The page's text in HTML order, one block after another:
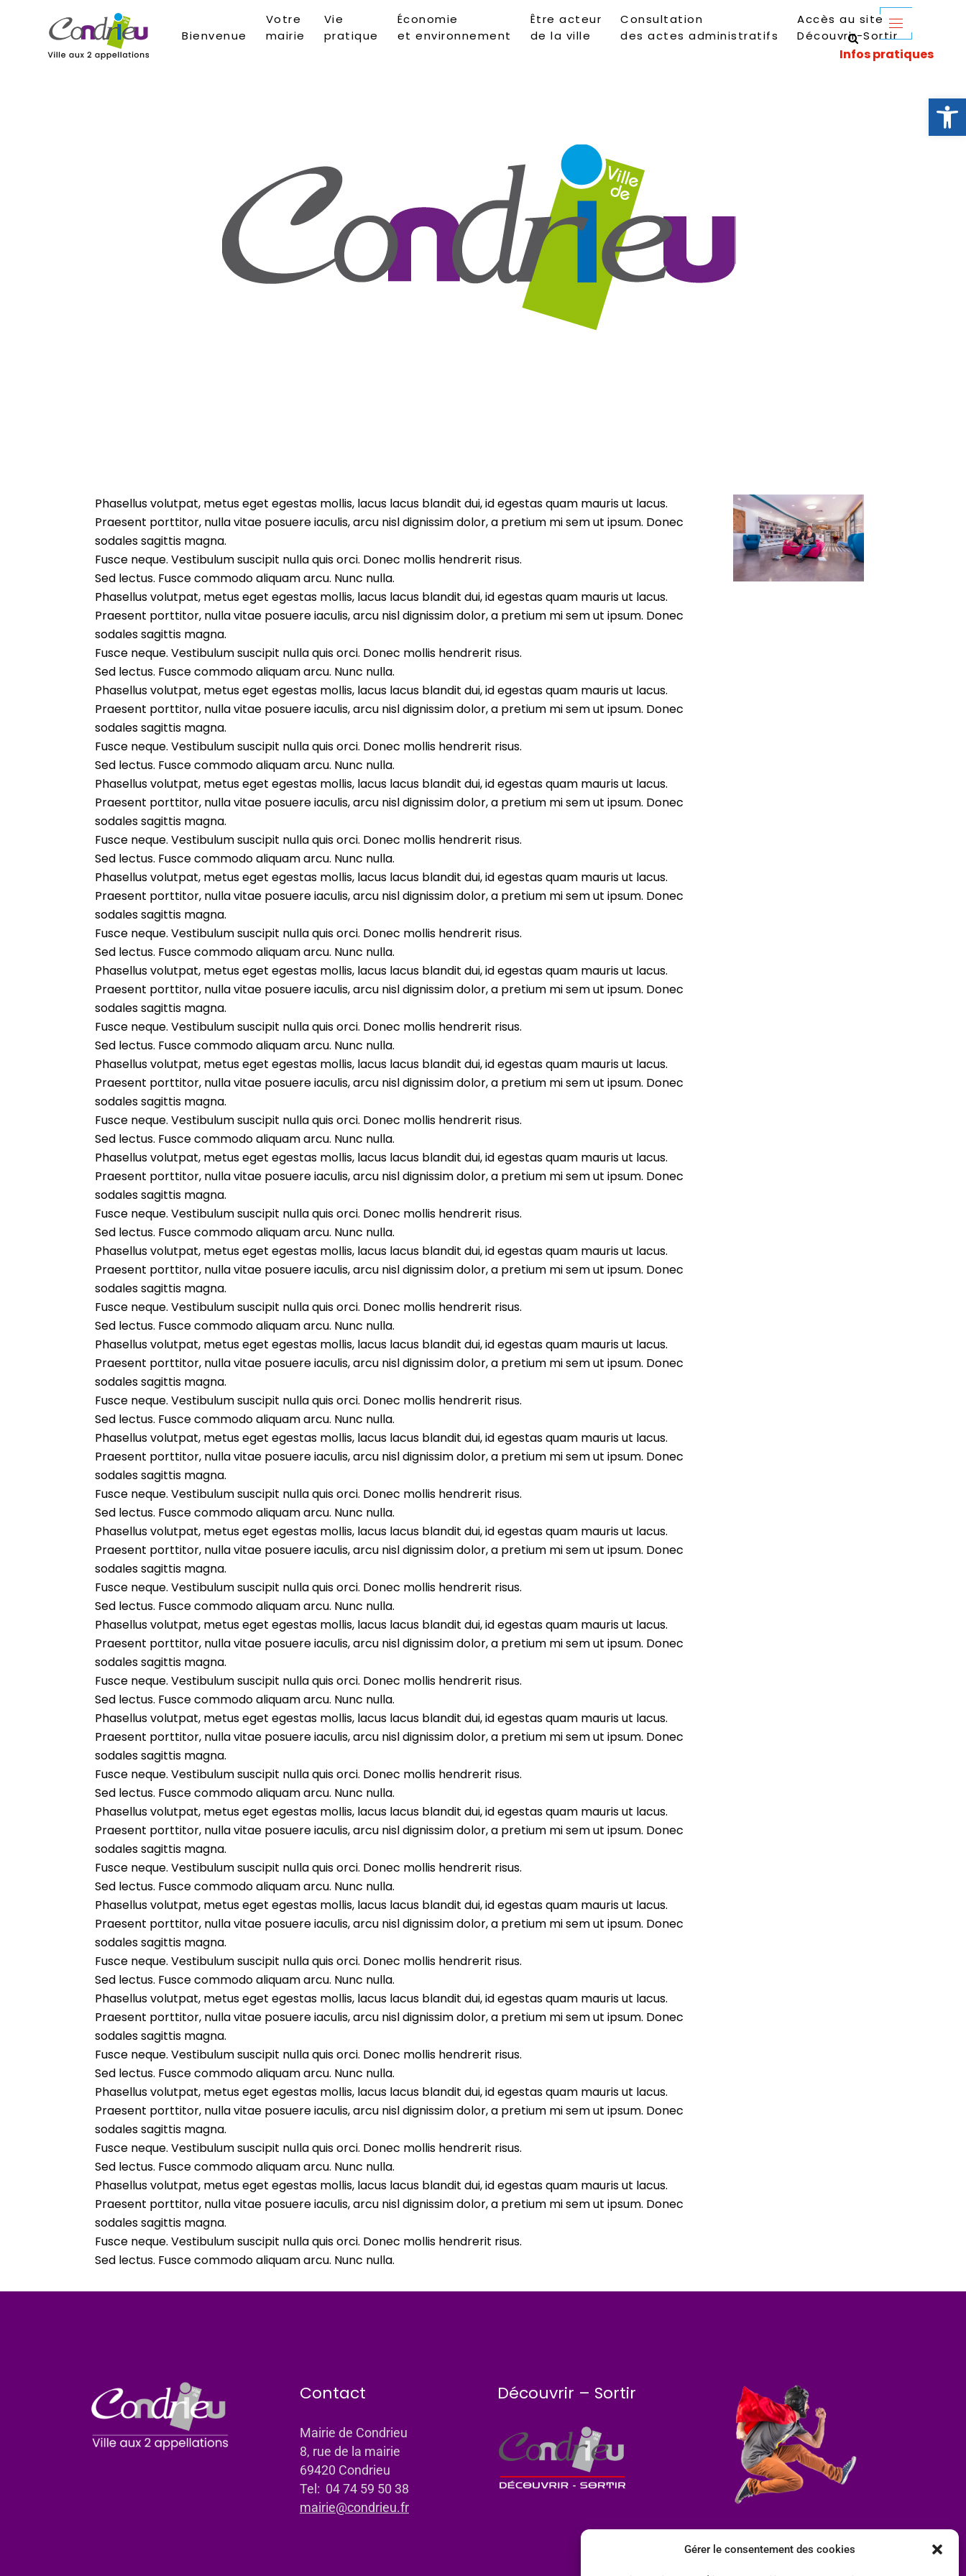
Ouvrir
Gérer le consentement des cookies
Bienvenue
Votre
mairie
Vie
pratique
Économie
et environnement
Être acteur
de la ville
Consultation
des actes administratifs
Accès au site
Découvrir-Sortir
Phasellus volutpat, metus eget egestas mollis, lacus lacus blandit dui, id egestas quam mauris ut lacus.
Praesent porttitor, nulla vitae posuere iaculis, arcu nisl dignissim dolor, a pretium mi sem ut ipsum. Donec
sodales sagittis magna.
Fusce neque. Vestibulum suscipit nulla quis orci. Donec mollis hendrerit risus.
Sed lectus. Fusce commodo aliquam arcu. Nunc nulla.
Phasellus volutpat, metus eget egestas mollis, lacus lacus blandit dui, id egestas quam mauris ut lacus.
Praesent porttitor, nulla vitae posuere iaculis, arcu nisl dignissim dolor, a pretium mi sem ut ipsum. Donec
sodales sagittis magna.
Fusce neque. Vestibulum suscipit nulla quis orci. Donec mollis hendrerit risus.
Sed lectus. Fusce commodo aliquam arcu. Nunc nulla.
Phasellus volutpat, metus eget egestas mollis, lacus lacus blandit dui, id egestas quam mauris ut lacus.
Praesent porttitor, nulla vitae posuere iaculis, arcu nisl dignissim dolor, a pretium mi sem ut ipsum. Donec
sodales sagittis magna.
Fusce neque. Vestibulum suscipit nulla quis orci. Donec mollis hendrerit risus.
Sed lectus. Fusce commodo aliquam arcu. Nunc nulla.
Phasellus volutpat, metus eget egestas mollis, lacus lacus blandit dui, id egestas quam mauris ut lacus.
Praesent porttitor, nulla vitae posuere iaculis, arcu nisl dignissim dolor, a pretium mi sem ut ipsum. Donec
sodales sagittis magna.
Fusce neque. Vestibulum suscipit nulla quis orci. Donec mollis hendrerit risus.
Sed lectus. Fusce commodo aliquam arcu. Nunc nulla.
Phasellus volutpat, metus eget egestas mollis, lacus lacus blandit dui, id egestas quam mauris ut lacus.
Praesent porttitor, nulla vitae posuere iaculis, arcu nisl dignissim dolor, a pretium mi sem ut ipsum. Donec
sodales sagittis magna.
Fusce neque. Vestibulum suscipit nulla quis orci. Donec mollis hendrerit risus.
Sed lectus. Fusce commodo aliquam arcu. Nunc nulla.
Phasellus volutpat, metus eget egestas mollis, lacus lacus blandit dui, id egestas quam mauris ut lacus.
Praesent porttitor, nulla vitae posuere iaculis, arcu nisl dignissim dolor, a pretium mi sem ut ipsum. Donec
sodales sagittis magna.
Fusce neque. Vestibulum suscipit nulla quis orci. Donec mollis hendrerit risus.
Sed lectus. Fusce commodo aliquam arcu. Nunc nulla.
Phasellus volutpat, metus eget egestas mollis, lacus lacus blandit dui, id egestas quam mauris ut lacus.
Praesent porttitor, nulla vitae posuere iaculis, arcu nisl dignissim dolor, a pretium mi sem ut ipsum. Donec
sodales sagittis magna.
Fusce neque. Vestibulum suscipit nulla quis orci. Donec mollis hendrerit risus.
Sed lectus. Fusce commodo aliquam arcu. Nunc nulla.
Phasellus volutpat, metus eget egestas mollis, lacus lacus blandit dui, id egestas quam mauris ut lacus.
Praesent porttitor, nulla vitae posuere iaculis, arcu nisl dignissim dolor, a pretium mi sem ut ipsum. Donec
sodales sagittis magna.
Fusce neque. Vestibulum suscipit nulla quis orci. Donec mollis hendrerit risus.
Sed lectus. Fusce commodo aliquam arcu. Nunc nulla.
Phasellus volutpat, metus eget egestas mollis, lacus lacus blandit dui, id egestas quam mauris ut lacus.
Praesent porttitor, nulla vitae posuere iaculis, arcu nisl dignissim dolor, a pretium mi sem ut ipsum. Donec
sodales sagittis magna.
Fusce neque. Vestibulum suscipit nulla quis orci. Donec mollis hendrerit risus.
Sed lectus. Fusce commodo aliquam arcu. Nunc nulla.
Phasellus volutpat, metus eget egestas mollis, lacus lacus blandit dui, id egestas quam mauris ut lacus.
Praesent porttitor, nulla vitae posuere iaculis, arcu nisl dignissim dolor, a pretium mi sem ut ipsum. Donec
sodales sagittis magna.
Fusce neque. Vestibulum suscipit nulla quis orci. Donec mollis hendrerit risus.
Sed lectus. Fusce commodo aliquam arcu. Nunc nulla.
Phasellus volutpat, metus eget egestas mollis, lacus lacus blandit dui, id egestas quam mauris ut lacus.
Praesent porttitor, nulla vitae posuere iaculis, arcu nisl dignissim dolor, a pretium mi sem ut ipsum. Donec
sodales sagittis magna.
Fusce neque. Vestibulum suscipit nulla quis orci. Donec mollis hendrerit risus.
Sed lectus. Fusce commodo aliquam arcu. Nunc nulla.
Phasellus volutpat, metus eget egestas mollis, lacus lacus blandit dui, id egestas quam mauris ut lacus.
Praesent porttitor, nulla vitae posuere iaculis, arcu nisl dignissim dolor, a pretium mi sem ut ipsum. Donec
sodales sagittis magna.
Fusce neque. Vestibulum suscipit nulla quis orci. Donec mollis hendrerit risus.
Sed lectus. Fusce commodo aliquam arcu. Nunc nulla.
Phasellus volutpat, metus eget egestas mollis, lacus lacus blandit dui, id egestas quam mauris ut lacus.
Praesent porttitor, nulla vitae posuere iaculis, arcu nisl dignissim dolor, a pretium mi sem ut ipsum. Donec
sodales sagittis magna.
Fusce neque. Vestibulum suscipit nulla quis orci. Donec mollis hendrerit risus.
Sed lectus. Fusce commodo aliquam arcu. Nunc nulla.
Phasellus volutpat, metus eget egestas mollis, lacus lacus blandit dui, id egestas quam mauris ut lacus.
Praesent porttitor, nulla vitae posuere iaculis, arcu nisl dignissim dolor, a pretium mi sem ut ipsum. Donec
sodales sagittis magna.
Fusce neque. Vestibulum suscipit nulla quis orci. Donec mollis hendrerit risus.
Sed lectus. Fusce commodo aliquam arcu. Nunc nulla.
Phasellus volutpat, metus eget egestas mollis, lacus lacus blandit dui, id egestas quam mauris ut lacus.
Praesent porttitor, nulla vitae posuere iaculis, arcu nisl dignissim dolor, a pretium mi sem ut ipsum. Donec
sodales sagittis magna.
Fusce neque. Vestibulum suscipit nulla quis orci. Donec mollis hendrerit risus.
Sed lectus. Fusce commodo aliquam arcu. Nunc nulla.
Phasellus volutpat, metus eget egestas mollis, lacus lacus blandit dui, id egestas quam mauris ut lacus.
Praesent porttitor, nulla vitae posuere iaculis, arcu nisl dignissim dolor, a pretium mi sem ut ipsum. Donec
sodales sagittis magna.
Fusce neque. Vestibulum suscipit nulla quis orci. Donec mollis hendrerit risus.
Sed lectus. Fusce commodo aliquam arcu. Nunc nulla.
Phasellus volutpat, metus eget egestas mollis, lacus lacus blandit dui, id egestas quam mauris ut lacus.
Praesent porttitor, nulla vitae posuere iaculis, arcu nisl dignissim dolor, a pretium mi sem ut ipsum. Donec
sodales sagittis magna.
Fusce neque. Vestibulum suscipit nulla quis orci. Donec mollis hendrerit risus.
Sed lectus. Fusce commodo aliquam arcu. Nunc nulla.
Phasellus volutpat, metus eget egestas mollis, lacus lacus blandit dui, id egestas quam mauris ut lacus.
Praesent porttitor, nulla vitae posuere iaculis, arcu nisl dignissim dolor, a pretium mi sem ut ipsum. Donec
sodales sagittis magna.
Fusce neque. Vestibulum suscipit nulla quis orci. Donec mollis hendrerit risus.
Sed lectus. Fusce commodo aliquam arcu. Nunc nulla.
Phasellus volutpat, metus eget egestas mollis, lacus lacus blandit dui, id egestas quam mauris ut lacus.
Praesent porttitor, nulla vitae posuere iaculis, arcu nisl dignissim dolor, a pretium mi sem ut ipsum. Donec
sodales sagittis magna.
Fusce neque. Vestibulum suscipit nulla quis orci. Donec mollis hendrerit risus.
Sed lectus. Fusce commodo aliquam arcu. Nunc nulla.
Contact
Mairie de Condrieu
8, rue de la mairie
69420 Condrieu
Tel: 04 74 59 50 38
mairie@condrieu.fr
Découvrir – Sortir